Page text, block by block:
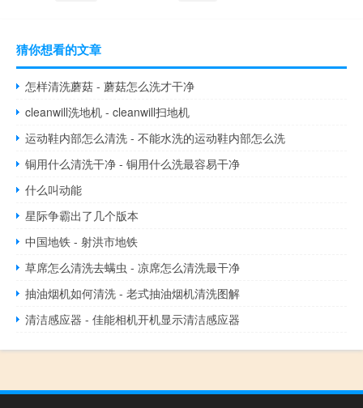
猜你想看的文章
怎样清洗蘑菇 - 蘑菇怎么洗才干净
cleanwill洗地机 - cleanwill扫地机
运动鞋内部怎么清洗 - 不能水洗的运动鞋内部怎么洗
铜用什么清洗干净 - 铜用什么洗最容易干净
什么叫动能
星际争霸出了几个版本
中国地铁 - 射洪市地铁
草席怎么清洗去螨虫 - 凉席怎么清洗最干净
抽油烟机如何清洗 - 老式抽油烟机清洗图解
清洁感应器 - 佳能相机开机显示清洁感应器